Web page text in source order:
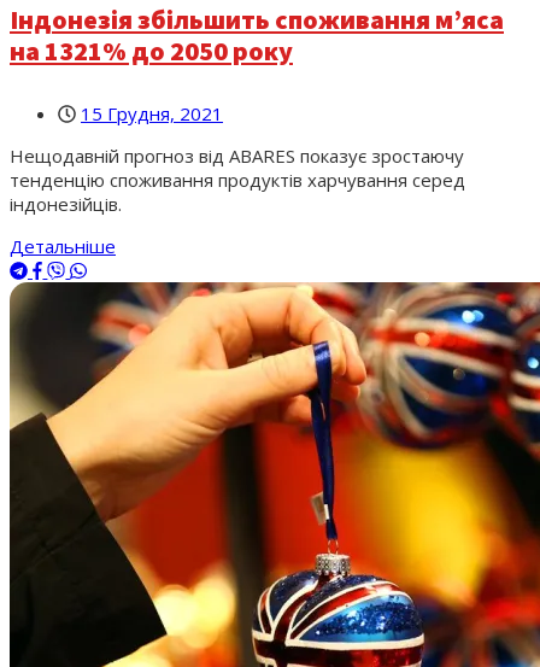
Індонезія збільшить споживання м’яса
на 1321% до 2050 року
15 Грудня, 2021
Нещодавній прогноз від ABARES показує зростаючу
тенденцію споживання продуктів харчування серед
індонезійців.
Детальніше